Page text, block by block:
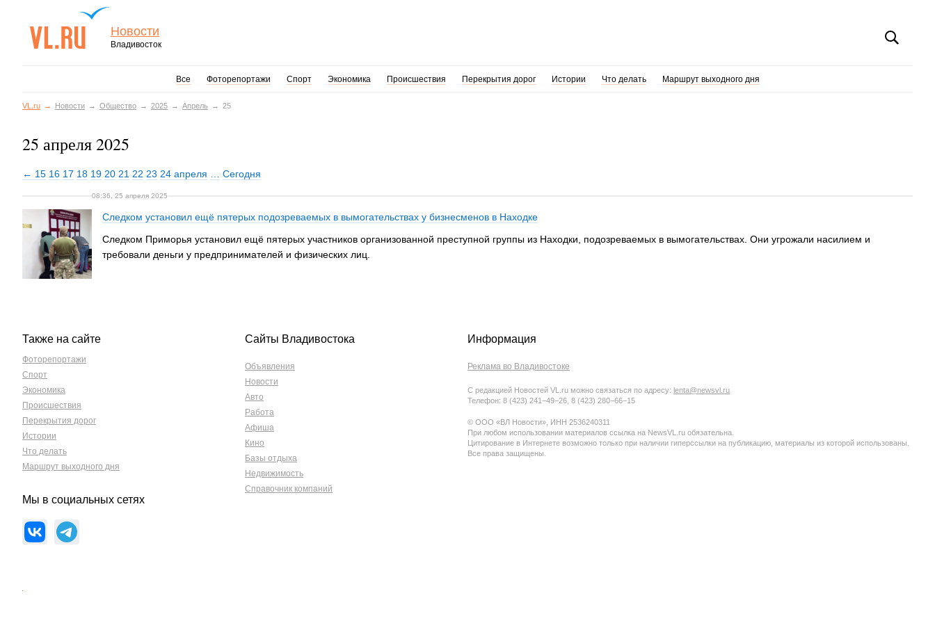
Новости
Владивосток
Все Фоторепортажи Спорт Экономика Происшествия Перекрытия дорог Истории Что делать Маршрут выходного дня
VL.ru Новости Общество 2025 Апрель 25
25 апреля 2025
← 15 16 17 18 19 20 21 22 23 24 апреля Сегодня
08:36, 25 апреля 2025
Следком установил ещё пятерых подозреваемых в вымогательствах у бизнесменов в Находке
Следком Приморья установил ещё пятерых участников организованной преступной группы из Находки, подозреваемых в вымогательствах. Они угрожали насилием и
требовали деньги у предпринимателей и физических лиц.
Также на сайте
Фоторепортажи
Спорт
Экономика
Происшествия
Перекрытия дорог
Истории
Что делать
Маршрут выходного дня
Мы в социальных сетях
Сайты Владивостока
Объявления
Новости
Авто
Работа
Афиша
Кино
Базы отдыха
Недвижимость
Справочник компаний
Информация
Реклама во Владивостоке
С редакцией Новостей VL.ru можно связаться по адресу: lenta@newsvl.ru
Телефон: 8 (423) 241−49−26, 8 (423) 280−66−15
© ООО «ВЛ Новости», ИНН 2536240311
При любом использовании материалов ссылка на NewsVL.ru обязательна.
Цитирование в Интернете возможно только при наличии гиперссылки на публикацию, материалы из которой использованы.
Все права защищены.